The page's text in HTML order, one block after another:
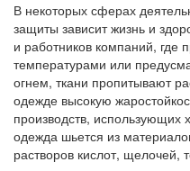
В некоторых сферах
защиты зависит жизнь и
и работников компаний, где
температурами или
огнем, ткани пропитывают
одежде высокую
производств, использующих
одежда шьется из
растворов кислот, щелочей,